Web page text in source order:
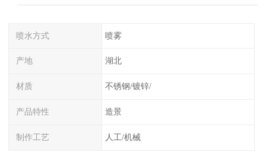
喷水方式 喷雾
产地 湖北
材质 不锈钢/镀锌/
产品特性 造景
制作工艺 人工/机械